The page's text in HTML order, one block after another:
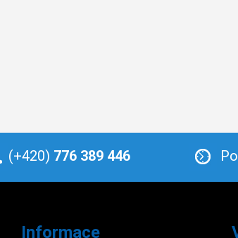
(+420) 776 389 446
Informace